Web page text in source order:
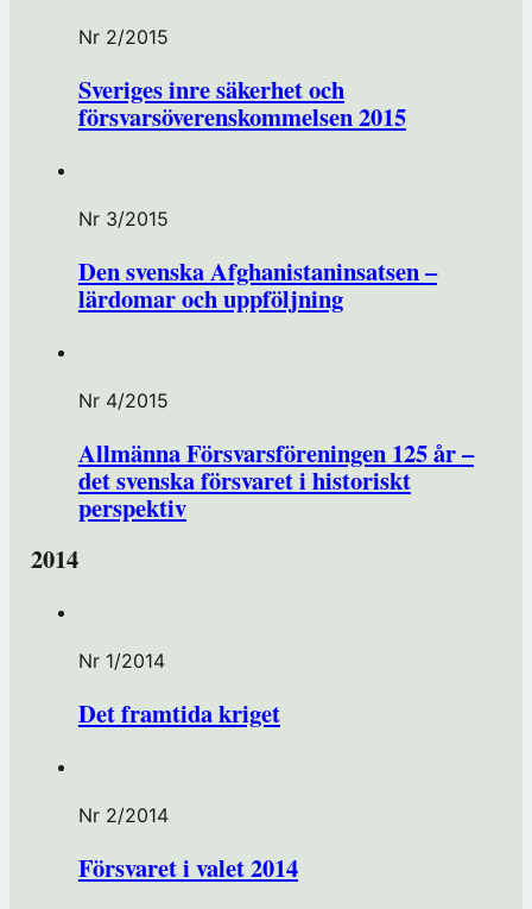
Nr 2/2015
Sveriges inre säkerhet och
försvarsöverenskommelsen 2015
Nr 3/2015
Den svenska Afghanistaninsatsen –
lärdomar och uppföljning
Nr 4/2015
Allmänna Försvarsföreningen 125 år –
det svenska försvaret i historiskt
perspektiv
2014
Nr 1/2014
Det framtida kriget
Nr 2/2014
Försvaret i valet 2014